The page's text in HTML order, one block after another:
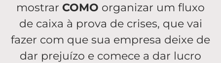
mostrar COMO organizar um fluxo
de caixa à prova de crises, que vai
fazer com que sua empresa deixe de
dar prejuízo e comece a dar lucro